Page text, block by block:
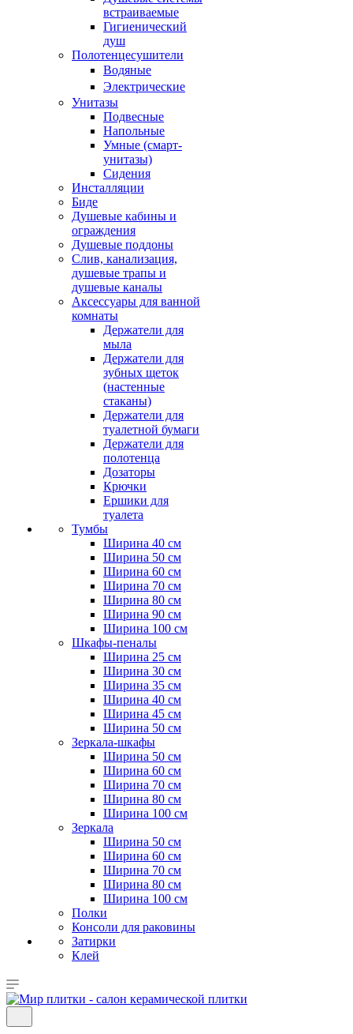
встраиваемые
Гигиенический
душ
Полотенцесушители
ㅤВодяные
ㅤЭлектрические
Унитазы
Подвесные
Напольные
Умные (смарт-
унитазы)
Сидения
Инсталляции
Биде
Душевые кабины и
ограждения
Душевые поддоны
Слив, канализация,
душевые трапы и
душевые каналы
Аксессуары для ванной
комнаты
Держатели для
мыла
Держатели для
зубных щеток
(настенные
стаканы)
Держатели для
туалетной бумаги
Держатели для
полотенца
Дозаторы
Крючки
Ершики для
туалета
Тумбы
Ширина 40 см
Ширина 50 см
Ширина 60 см
Ширина 70 см
Ширина 80 см
Ширина 90 см
Ширина 100 см
Шкафы-пеналы
Ширина 25 см
Ширина 30 см
Ширина 35 см
Ширина 40 см
Ширина 45 см
Ширина 50 см
Зеркала-шкафы
Ширина 50 см
Ширина 60 см
Ширина 70 см
Ширина 80 см
Ширина 100 см
Зеркала
Ширина 50 см
Ширина 60 см
Ширина 70 см
Ширина 80 см
Ширина 100 см
Полки
Консоли для раковины
Затирки
Клей